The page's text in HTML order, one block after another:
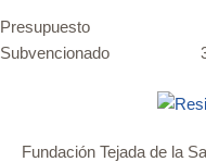
Presupuesto
Subvencionado
Fundación Tejada de la